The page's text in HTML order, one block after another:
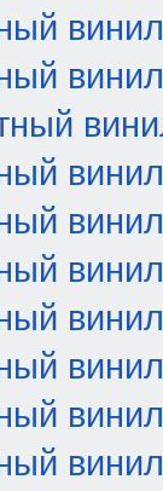
винил
винил
винил
винил
винил
винил
винил
винил
винил